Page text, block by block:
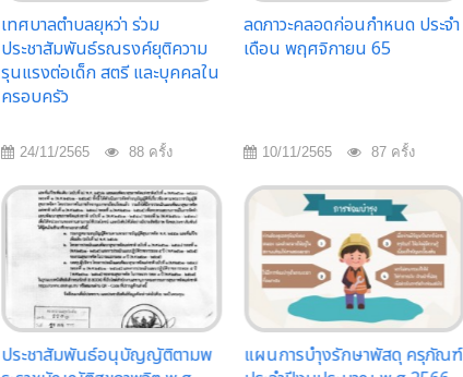
เทศบาลตำบลยุหว่า ร่วม
ประชาสัมพันธ์รณรงค์ยุติความ
รุนแรงต่อเด็ก สตรี และบุคคลใน
ครอบครัว
24/11/2565 88 ครั้ง
ลดภาวะคลอดก่อนกำหนด ประจำ
เดือน พฤศจิกายน 65
10/11/2565 87 ครั้ง
ประชาสัมพันธ์อนุบัญญัติตามพ
แผนการบำุงรักษาพัสดุ ครุภัณฑ์